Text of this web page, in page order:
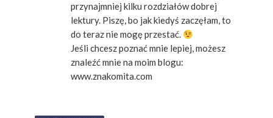
przynajmniej kilku rozdziałów dobrej
lektury. Piszę, bo jak kiedyś zaczęłam, to
do teraz nie mogę przestać.
Jeśli chcesz poznać mnie lepiej, możesz
znaleźć mnie na moim blogu:
www.znakomita.com